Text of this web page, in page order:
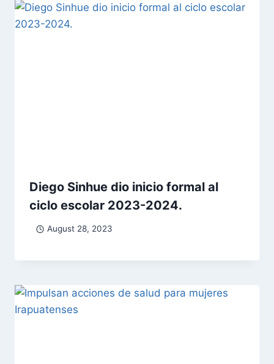
Diego Sinhue dio inicio formal al
ciclo escolar 2023-2024.
August 28, 2023